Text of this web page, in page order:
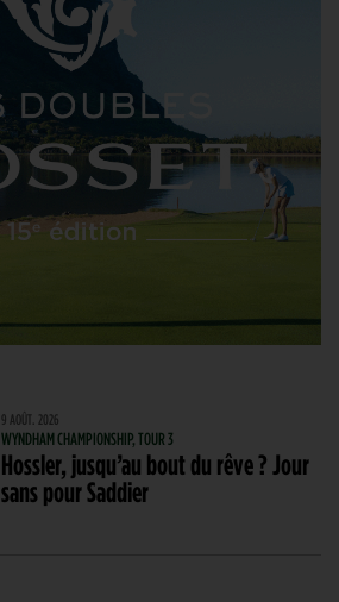
9 AOÛT. 2026
WYNDHAM CHAMPIONSHIP, TOUR 3
Hossler, jusqu’au bout du rêve ? Jour
sans pour Saddier